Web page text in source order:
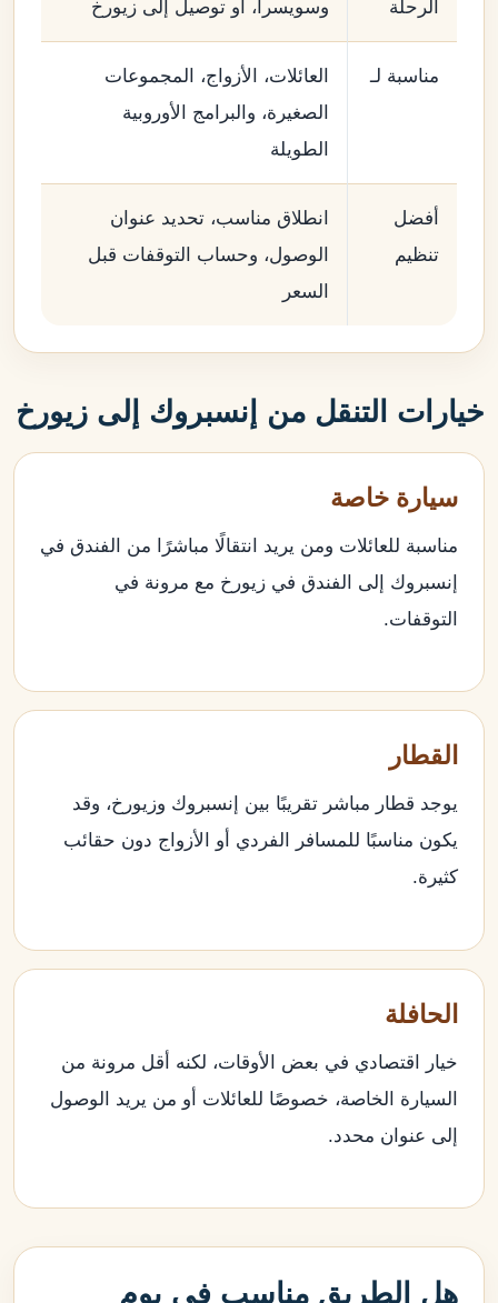
الرحلة وسويسرا، أو توصيل إلى زيورخ
مناسبة لـ
العائلات، الأزواج، المجموعات
الصغيرة، والبرامج الأوروبية
الطويلة
أفضل
تنظيم
انطلاق مناسب، تحديد عنوان
الوصول، وحساب التوقفات قبل
السعر
خيارات التنقل من إنسبروك إلى زيورخ
سيارة خاصة
مناسبة للعائلات ومن يريد انتقالًا مباشرًا من الفندق في
إنسبروك إلى الفندق في زيورخ مع مرونة في
التوقفات.
القطار
يوجد قطار مباشر تقريبًا بين إنسبروك وزيورخ، وقد
يكون مناسبًا للمسافر الفردي أو الأزواج دون حقائب
كثيرة.
الحافلة
خيار اقتصادي في بعض الأوقات، لكنه أقل مرونة من
السيارة الخاصة، خصوصًا للعائلات أو من يريد الوصول
إلى عنوان محدد.
هل الطريق مناسب في يوم